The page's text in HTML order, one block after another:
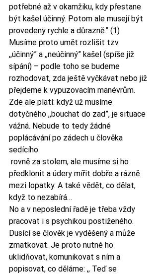
potřebné až v okamžiku, kdy přestane
být kašel účinný. Potom ale musejí být
provedeny rychle a důrazně.” (1)
Musíme proto umět rozlišit tzv.
,,účinný” a ,,neúčinný” kašel (spíše již
sípání) – podle toho se budeme
rozhodovat, zda ještě vyčkávat nebo již
přejdeme k vypuzovacím manévrům.
Zde ale platí: když už musíme
dotyčného ,,bouchat do zad”, je situace
vážná. Nebude to tedy žádné
poplácávání po zádech u člověka
sedícího
předklonit a údery mířit dobře a rázně
mezi lopatky. A také vědět, co dělat,
když to nezabírá…
No a v neposlední řadě je třeba vždy
pracovat i s psychikou postiženého.
Dusící se člověk je vyděšený a může
zmatkovat. Je proto nutné ho
uklidňovat, komunikovat s ním a
popisovat, co děláme: ,, Teď se